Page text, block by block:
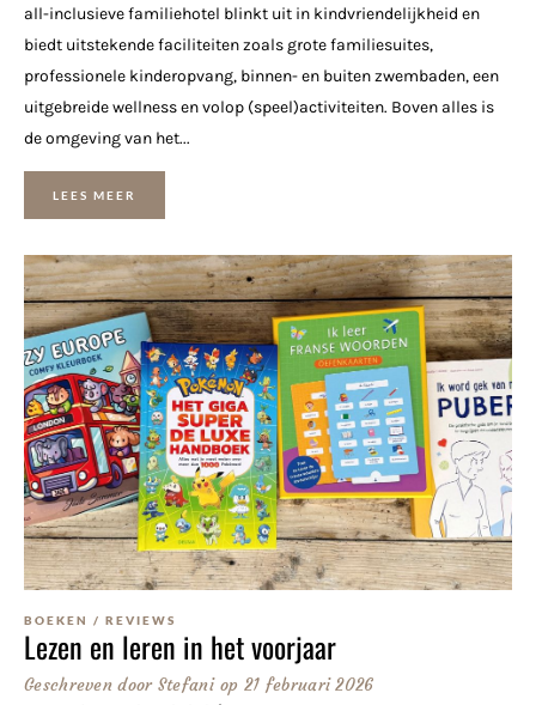
all-inclusieve familiehotel blinkt uit in kindvriendelijkheid en
biedt uitstekende faciliteiten zoals grote familiesuites,
professionele kinderopvang, binnen- en buiten zwembaden, een
uitgebreide wellness en volop (speel)activiteiten. Boven alles is
de omgeving van het...
LEES MEER
BOEKEN / REVIEWS
Lezen en leren in het voorjaar
Geschreven doorStefani op 21 februari 2026